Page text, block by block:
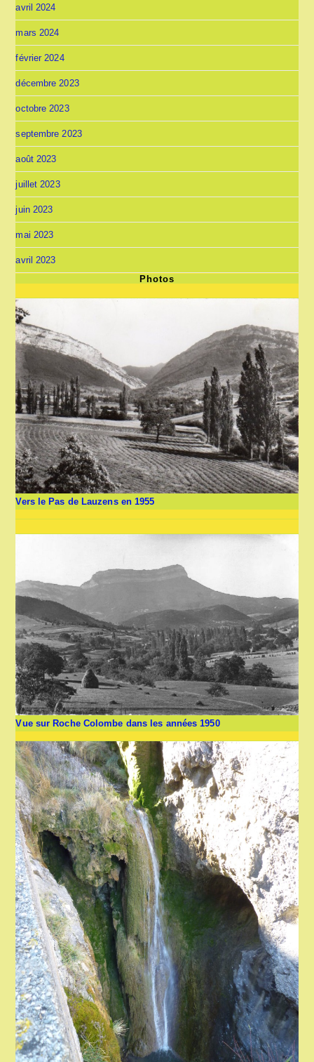
avril 2024
mars 2024
février 2024
décembre 2023
octobre 2023
septembre 2023
août 2023
juillet 2023
juin 2023
mai 2023
avril 2023
Photos
Vers le Pas de Lauzens en 1955
Vue sur Roche Colombe dans les années 1950